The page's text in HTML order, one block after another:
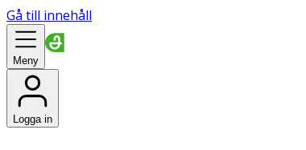
Gå till innehåll
Meny
Logga in